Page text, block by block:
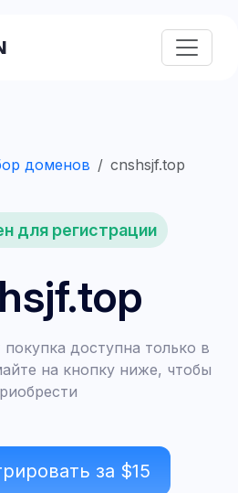
доменов cnshsjf.top
для регистрации
доступна только в
на кнопку ниже, чтобы
за $15